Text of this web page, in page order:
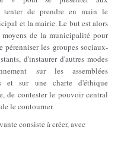
tenter de prendre en main le
et la mairie. Le but est alors
de la municipalité pour
pérenniser les groupes sociaux-
d'instaurer d'autres modes
sur les assemblées
et sur une charte d'éthique
de contester le pouvoir central
le contourner.
consiste à créer, avec